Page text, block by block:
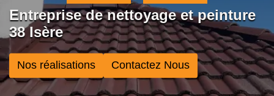
Entreprise de nettoyage et peinture
38 Isère
Nos réalisations Contactez Nous